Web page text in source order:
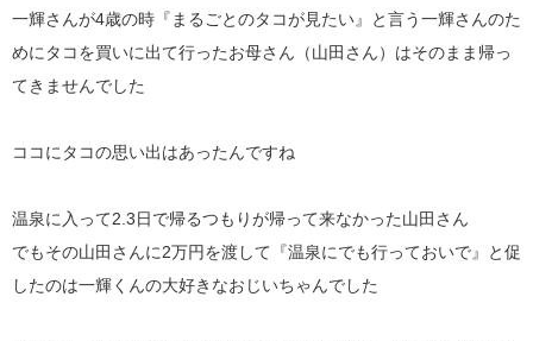
一輝さんが4歳の時『まるごとのタコが見たい』と言う一輝さんのた
めにタコを買いに出て行ったお母さん（山田さん）はそのまま帰っ
てきませんでした
ココにタコの思い出はあったんですね
温泉に入って2.3日で帰るつもりが帰って来なかった山田さん
でもその山田さんに2万円を渡して『温泉にでも行っておいで』と促
したのは一輝くんの大好きなおじいちゃんでした